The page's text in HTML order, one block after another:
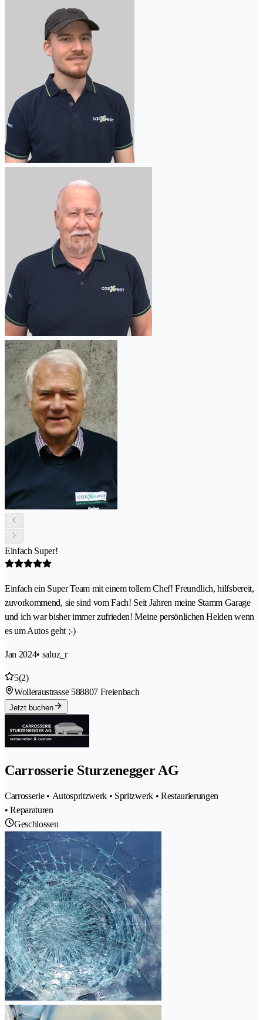
Einfach Super!
Einfach ein Super Team mit einem tollem Chef! Freundlich, hilfsbereit,
zuvorkommend, sie sind vom Fach! Seit Jahren meine Stamm Garage
und ich war bisher immer zufrieden! Meine persönlichen Helden wenn
es um Autos geht ;-)
Jan 2024• saluz_r
5(2)
Wolleraustrasse 588807 Freienbach
Jetzt buchen
Carrosserie Sturzenegger AG
Carrosserie • Autospritzwerk • Spritzwerk • Restaurierungen
• Reparaturen
Geschlossen